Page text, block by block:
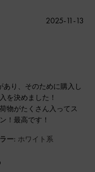
り、そのために購入し
を決めました！
物がたくさん入ってス
！最高です！
ー: ホワイト系
公
2025-11-13